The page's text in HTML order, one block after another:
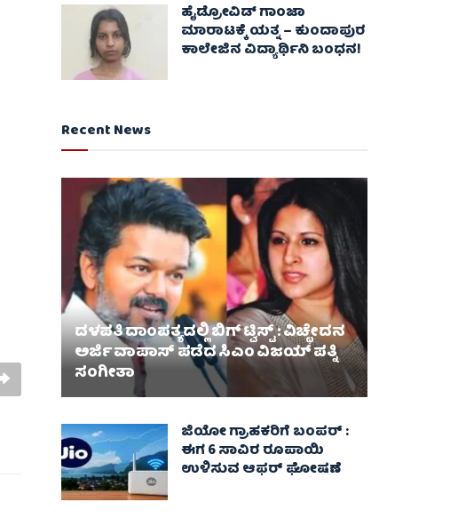
ಹೈಡ್ರೋವಿಡ್ ಗಾಂಜಾ
ಮಾರಾಟಕ್ಕೆ ಯತ್ನ – ಕುಂದಾಪುರ
ಕಾಲೇಜಿನ ವಿದ್ಯಾರ್ಥಿನಿ ಬಂಧನ!
Recent News
ದಳಪತಿ ದಾಂಪತ್ಯದಲ್ಲಿ ಬಿಗ್ ಟ್ವಿಸ್ಟ್ : ವಿಚ್ಛೇದನ
ಅರ್ಜಿ ವಾಪಾಸ್‌ ಪಡೆದ ಸಿಎಂ ವಿಜಯ್ ಪತ್ನಿ
ಸಂಗೀತಾ‌
ಜಿಯೋ ಗ್ರಾಹಕರಿಗೆ ಬಂಪರ್ :
ಈಗ 6 ಸಾವಿರ ರೂಪಾಯಿ
ಉಳಿಸುವ ಆಫರ್ ಘೋಷಣೆ